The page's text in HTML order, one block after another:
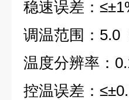
稳速误差： ≤
调温范围：
温度分辨率：
控温误差： ≤